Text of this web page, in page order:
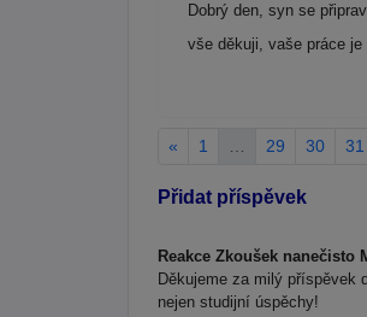
Dobrý den, syn se
vše děkuji, vaše práce
« 1 29 30 31
Přidat příspěvek
Reakce Zkoušek nanečisto
Děkujeme za milý příspěvek
nejen studijní úspěchy!